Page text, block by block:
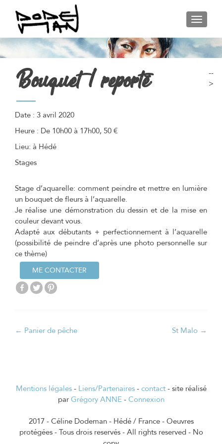
Bouquet / reporté
Date : 3 avril 2020
Heure : De 10h00 à 17h00, 50 €
Lieu: à Hédé
Stages
Stage d’aquarelle: comment peindre et mettre en lumière
un bouquet de fleurs à l’aquarelle.
Je réalise une démonstration du dessin et de la mise en
couleur devant vous.
Adapté aux débutants + perfectionnement à l’aquarelle
(possibilité de peindre d’après une photo personnelle sur
ce thème)
ME CONTACTER
Navigation
← Panier de pêche St Malo →
--
>
Mentions légales- Liens/Partenaires- contact- site réalisé
par Grégory ANNE- Connexion
2017 - Céline Dodeman - Hédé / France - Oeuvres
protégées - Tous drois reservés - All rights reserved - No